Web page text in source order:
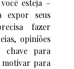
esteja –
expor seus
fazer
opiniões
chave para
para